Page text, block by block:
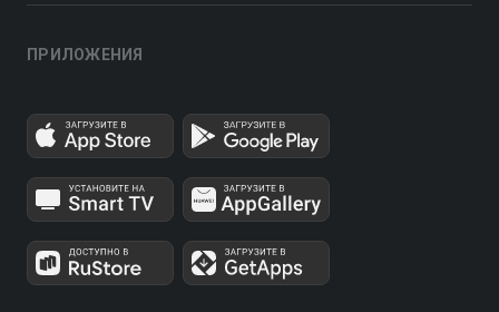
ПРИЛОЖЕНИЯ